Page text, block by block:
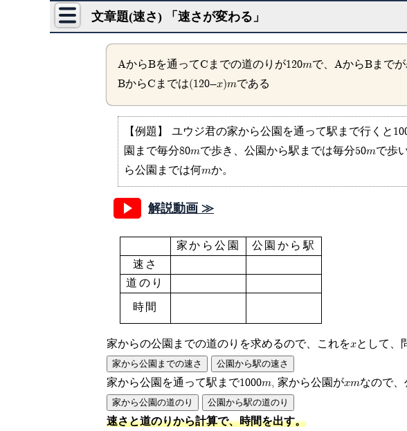
文章題(速さ) 「速さが変わる」
AからBを通ってCまでの道のりが120mで、 AからBまでが
BからCまでは(120-x)mである
【例題】 ユウジ君の家から公園を通って駅まで行くと
園まで毎分80mで歩き、公園から駅までは毎分50mで歩
ら公園までは何mか。
解説動画 ≫
家から公園
公園から駅
速さ
道のり
時間
家からの公園までの道のりを求めるので、これをxとして、
家から公園までの速さ 公園から駅の速さ
家から公園を通って駅まで1000m, 家から公園がxmなので
家から公園の道のり 公園から駅の道のり
速さと道のりから計算で、時間を出す。